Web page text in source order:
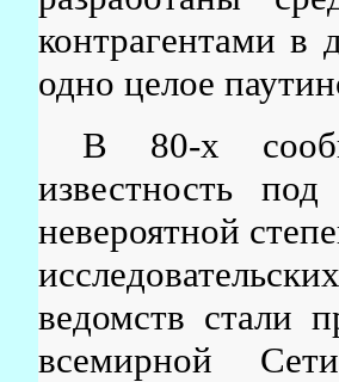
контрагентами в
одно целое
В 80-х
известность
невероятной
ведомств стали
всемирной